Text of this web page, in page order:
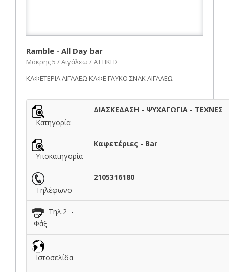
Ramble - All Day bar
Μάκρης 5 / Αιγάλεω / ΑΤΤΙΚΗΣ
ΚΑΦΕΤΕΡΙΑ ΑΙΓΑΛΕΩ ΚΑΦΕ ΓΛΥΚΟ ΣΝΑΚ ΑΙΓΑΛΕΩ
Κατηγορία
ΔΙΑΣΚΕΔΑΣΗ - ΨΥΧΑΓΩΓΙΑ - ΤΕΧΝΕΣ
Υποκατηγορία
Καφετέριες - Bar
Τηλέφωνο
2105316180
Τηλ.2 -
Φάξ
Ιστοσελίδα